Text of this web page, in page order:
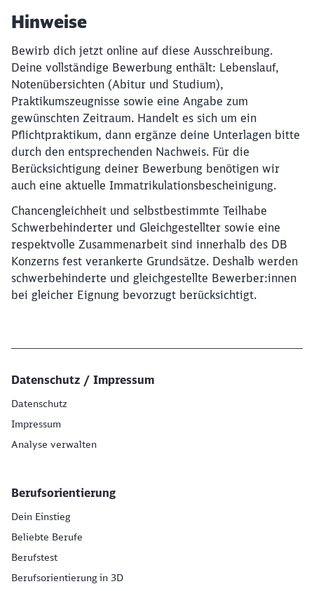
Hinweise
Bewirb dich jetzt online auf diese Ausschreibung.
Deine vollständige Bewerbung enthält: Lebenslauf,
Notenübersichten (Abitur und Studium),
Praktikumszeugnisse sowie eine Angabe zum
gewünschten Zeitraum. Handelt es sich um ein
Pflichtpraktikum, dann ergänze deine Unterlagen bitte
durch den entsprechenden Nachweis. Für die
Berücksichtigung deiner Bewerbung benötigen wir
auch eine aktuelle Immatrikulationsbescheinigung.
Chancengleichheit und selbstbestimmte Teilhabe
Schwerbehinderter und Gleichgestellter sowie eine
respektvolle Zusammenarbeit sind innerhalb des DB
Konzerns fest verankerte Grundsätze. Deshalb werden
schwerbehinderte und gleichgestellte Bewerber:innen
bei gleicher Eignung bevorzugt berücksichtigt.
Datenschutz / Impressum
Datenschutz
Impressum
Analyse verwalten
Berufsorientierung
Dein Einstieg
Beliebte Berufe
Berufstest
Berufsorientierung in 3D